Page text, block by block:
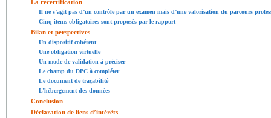
La recertification
Il ne s’agit pas d’un contrôle par un examen mais d’une valorisation du parcours
Cinq items obligatoires sont proposés par le rapport
Bilan et perspectives
Un dispositif cohérent
Une obligation virtuelle
Un mode de validation à préciser
Le champ du DPC à compléter
Le document de traçabilité
L’hébergement des données
Conclusion
Déclaration de liens d’intérêts